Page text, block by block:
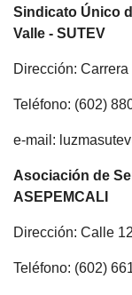
Sindicato Único
Valle - SUTEV
Dirección:
Teléfono: (602)
e-mail:
Asociación de
ASEPEMCALI
Dirección: Calle
Teléfono: (602)